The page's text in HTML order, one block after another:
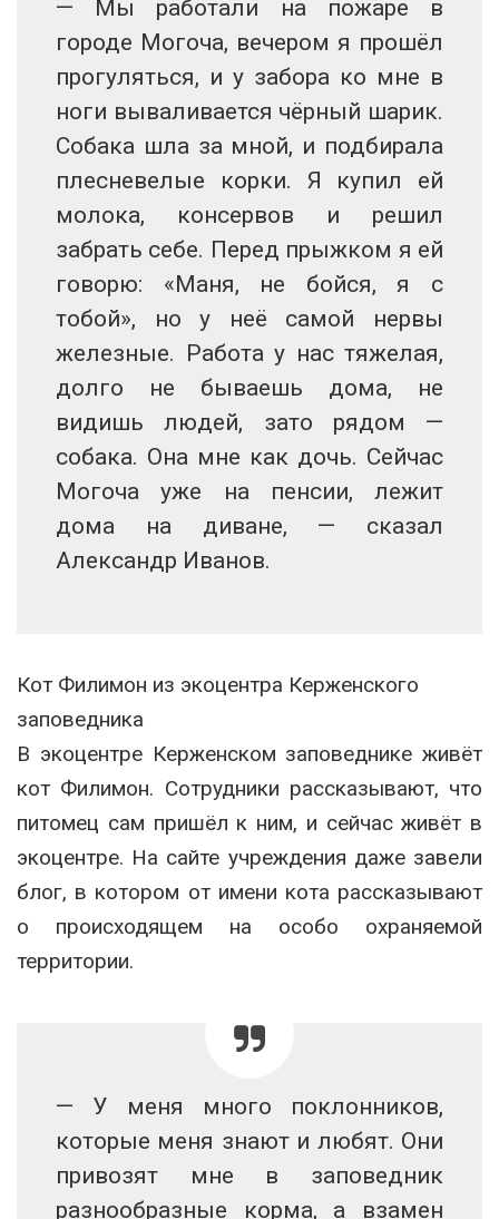
— Мы работали на пожаре в
городе Могоча, вечером я прошёл
прогуляться, и у забора ко мне в
ноги вываливается чёрный шарик.
Собака шла за мной, и подбирала
плесневелые корки. Я купил ей
молока, консервов и решил
забрать себе. Перед прыжком я ей
говорю: «Маня, не бойся, я с
тобой», но у неё самой нервы
железные. Работа у нас тяжелая,
долго не бываешь дома, не
видишь людей, зато рядом —
собака. Она мне как дочь. Сейчас
Могоча уже на пенсии, лежит
дома на диване, — сказал
Александр Иванов.
Кот Филимон из экоцентра Керженского
заповедника
В экоцентре Керженском заповеднике живёт
кот Филимон. Сотрудники рассказывают, что
питомец сам пришёл к ним, и сейчас живёт в
экоцентре. На сайте учреждения даже завели
блог, в котором от имени кота рассказывают
о происходящем на особо охраняемой
территории.
— У меня много поклонников,
которые меня знают и любят. Они
привозят мне в заповедник
разнообразные корма, а взамен